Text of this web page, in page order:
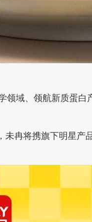
领域、领航新质蛋
未冉将携旗下明星